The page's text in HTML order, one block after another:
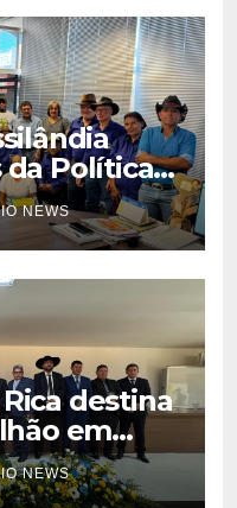
Política
a
NEWS
destina
em
NEWS